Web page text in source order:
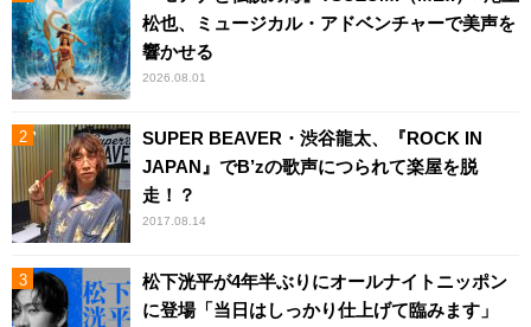
松也、ミュージカル・アドベンチャーで美声を
響かせる
2026.08.01
SUPER BEAVER・渋谷龍太、『ROCK IN
JAPAN』でB’zの歌声につられて楽屋を脱
走！？
2017.08.14
松下洸平が4年半ぶりにオールナイトニッポン
に登場「当日はしっかり仕上げて臨みます」